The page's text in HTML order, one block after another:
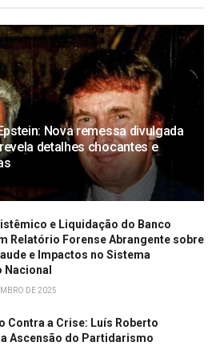
Nova remessa divulgada
detalhes chocantes e
e Liquidação do Banco
Relatório Forense Abrangente sobre
e Impactos no Sistema
Nacional
DE 2025
Contra a Crise: Luís Roberto
a Ascensão do Partidarismo